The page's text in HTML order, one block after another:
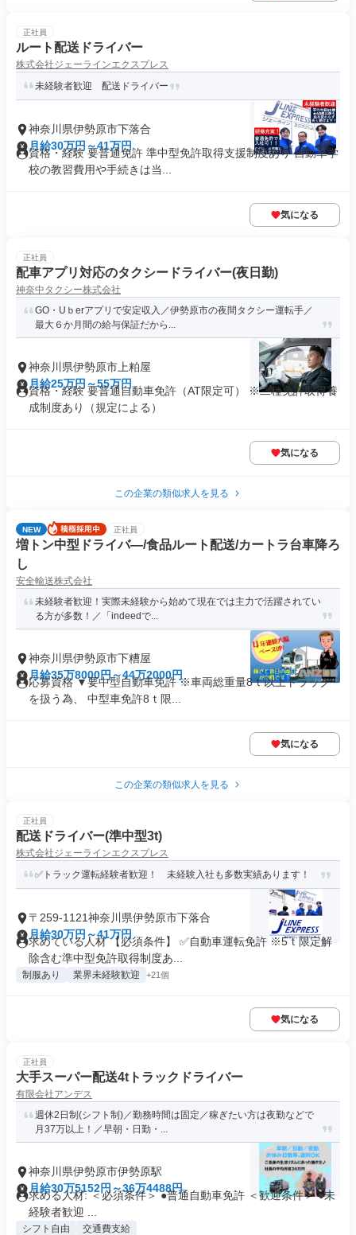
正社員
ルート配送ドライバー
株式会社ジェーラインエクスプレス
未経験者歓迎 配送ドライバー
神奈川県伊勢原市下落合
月給30万円～41万円
資格・経験 要普通免許 準中型免許取得支援制度あり 自動車学
校の教習費用や手続きは当...
気になる
正社員
配車アプリ対応のタクシードライバー(夜日勤)
神奈中タクシー株式会社
GO・Uｂerアプリで安定収入／伊勢原市の夜間タクシー運転手／
最大６か月間の給与保証だから...
神奈川県伊勢原市上粕屋
月給25万円～55万円
資格・経験 要普通自動車免許（AT限定可） ※二種免許取得養
成制度あり（規定による）
気になる
この企業の類似求人を見る
NEW 正社員
増トン中型ドライバ―/食品ルート配送/カートラ台車降ろ
し
安全輸送株式会社
未経験者歓迎！実際未経験から始めて現在では主力で活躍されてい
る方が多数！／「indeedで...
神奈川県伊勢原市下糟屋
月給35万8000円～44万2000円
応募資格 ▼要中型自動車免許 ※車両総重量8ｔ以上トラック
を扱う為、 中型車免許8ｔ限...
気になる
この企業の類似求人を見る
正社員
配送ドライバー(準中型3t)
株式会社ジェーラインエクスプレス
✅トラック運転経験者歓迎！ 未経験入社も多数実績あります！
〒259-1121神奈川県伊勢原市下落合
月給30万円～41万円
求めている人材 【必須条件】 ✅自動車運転免許 ※5ｔ限定解
除含む準中型免許取得制度あ...
制服あり 業界未経験歓迎 +21個
気になる
正社員
大手スーパー配送4tトラックドライバー
有限会社アンデス
週休2日制(シフト制)／勤務時間は固定／稼ぎたい方は夜勤などで
月37万以上！／早朝・日勤・...
神奈川県伊勢原市伊勢原駅
月給30万5152円～36万4488円
求める人材: ＜必須条件＞ ●普通自動車免許 ＜歓迎条件＞ ●未
経験者歓迎 ...
シフト自由 交通費支給